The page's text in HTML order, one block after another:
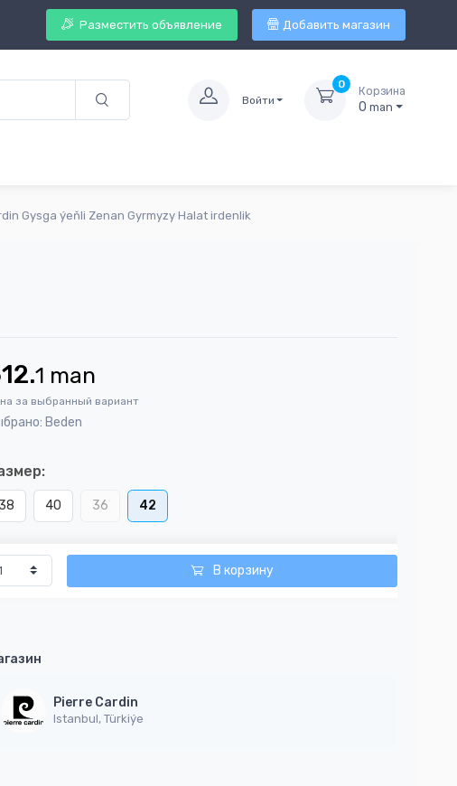
Разместить объявление Добавить магазин
Войти
0
Корзина
0 man
Gysga ýeňli Zenan Gyrmyzy Halat irdenlik
1 man
за выбранный вариант
Beden
38 40 36 42
В корзину
Pierre Cardin
Istanbul, Türkiýe